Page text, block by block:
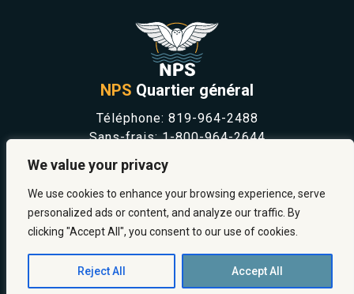
We value your privacy
We use cookies to enhance your browsing experience, serve
personalized ads or content, and analyze our traffic. By
clicking "Accept All", you consent to our use of cookies.
Reject All Accept All
NPS Quartier général
Téléphone: 819-964-2488
Sans-frais:1-800-964-2644
SÉCURITÉ ET PRÉVENTION
CARRIÈRES
À PROPOS
NOUS JOINDRE